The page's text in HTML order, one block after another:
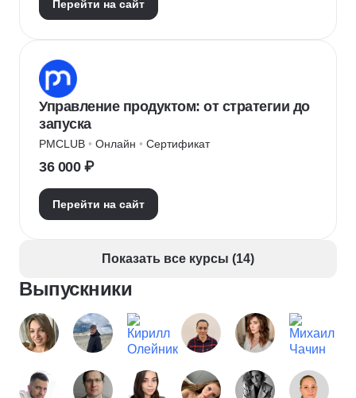
Перейти на сайт
Управление продуктом: от стратегии до
запуска
PMCLUB • Онлайн • Сертификат
36 000 ₽
Перейти на сайт
Показать все курсы (14)
Выпускники